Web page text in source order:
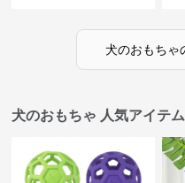
犬のおもちゃ
犬のおもちゃ 人気アイテム